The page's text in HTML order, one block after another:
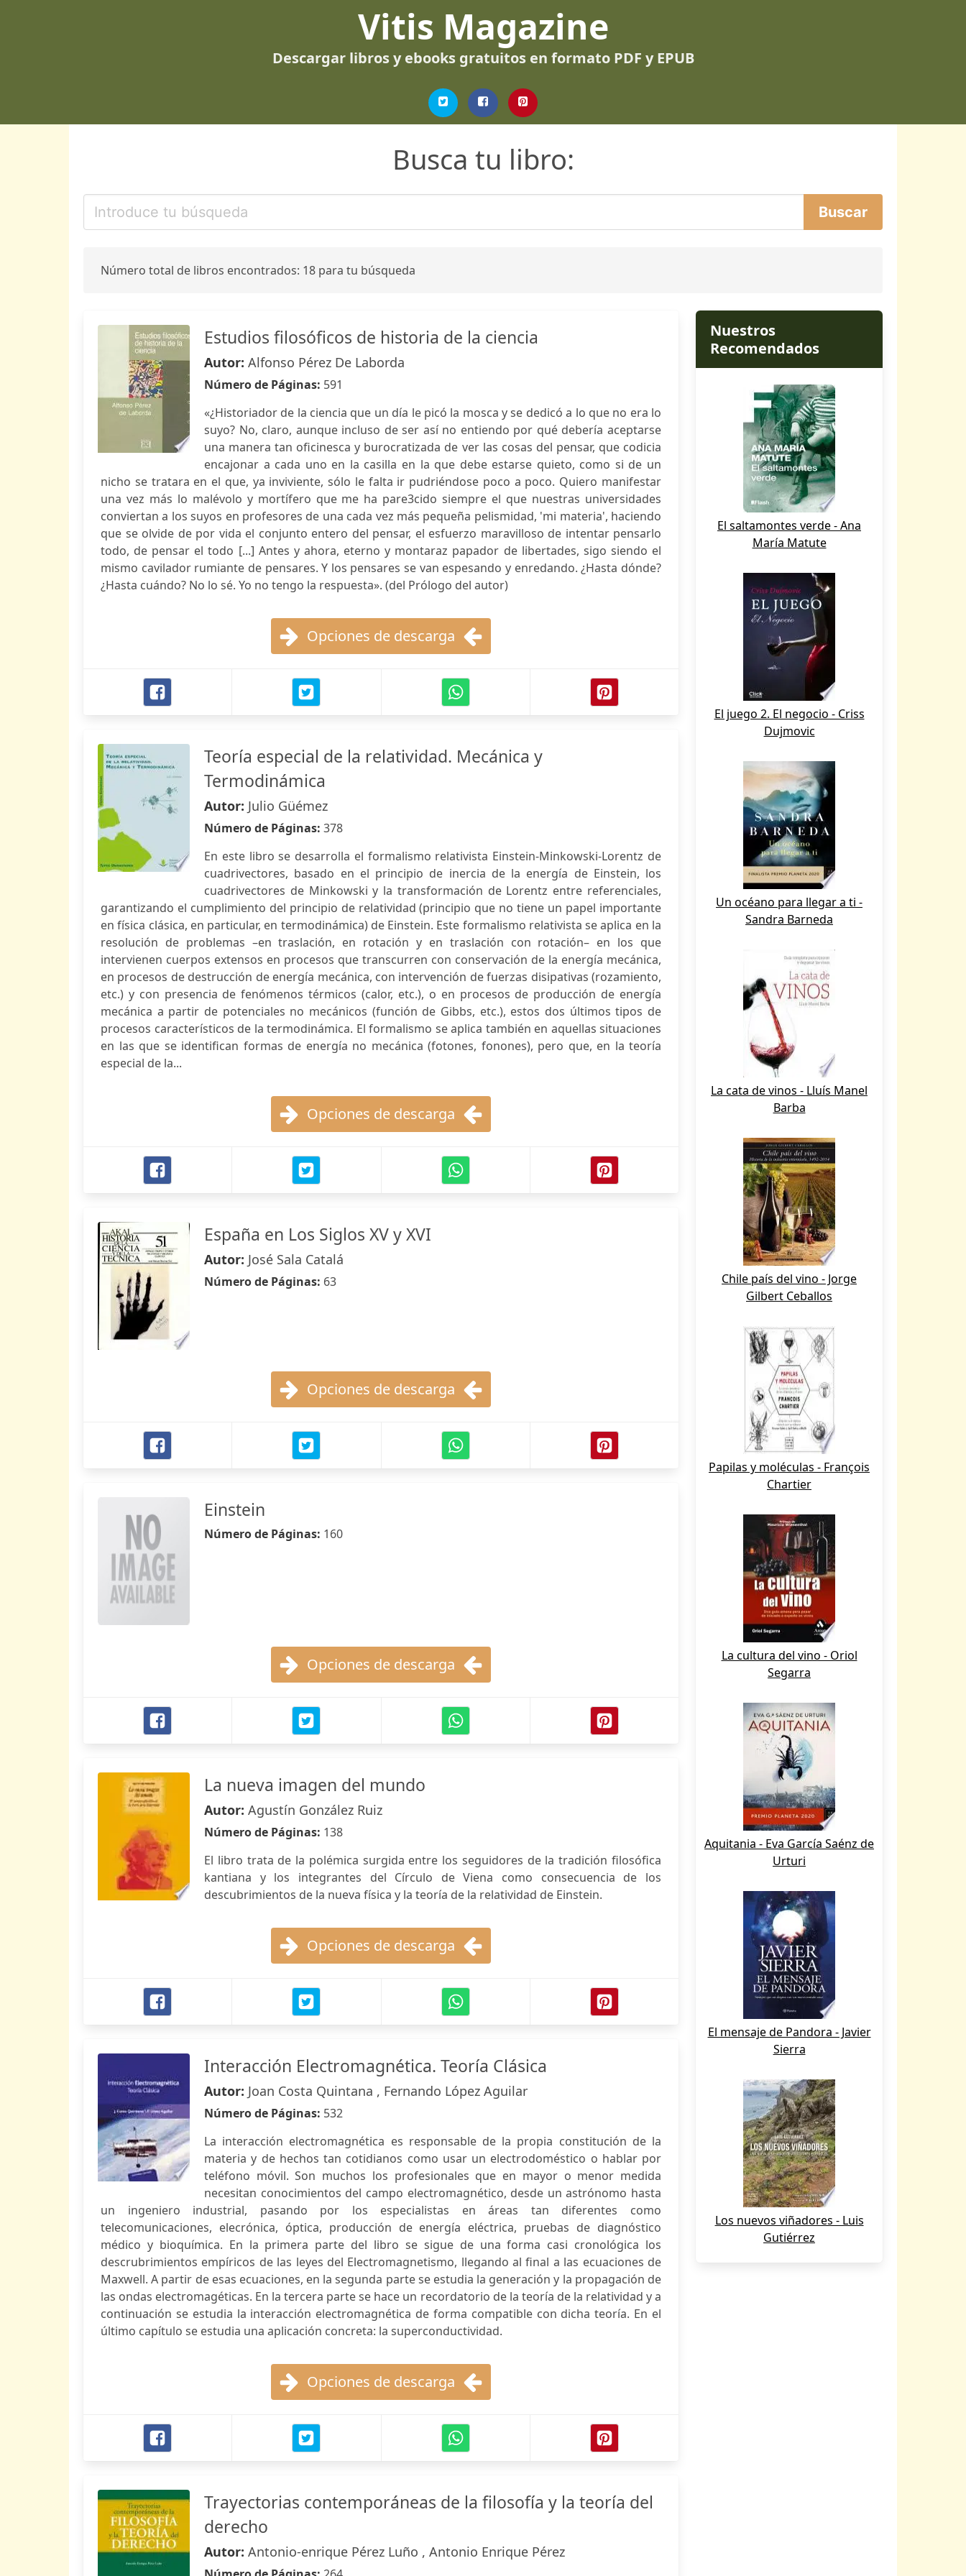
Vitis Magazine
Descargar libros y ebooks gratuitos en formato PDF y EPUB
Busca tu libro:
Número total de libros encontrados: 18 para tu búsqueda
Estudios filosóficos de historia de la ciencia
Autor: Alfonso Pérez De Laborda
Número de Páginas: 591
«¿Historiador de la ciencia que un día le picó la mosca y se dedicó a lo que no era lo
suyo? No, claro, aunque incluso de ser así no entiendo por qué debería aceptarse
una manera tan oficinesca y burocratizada de ver las cosas del pensar, que codicia
encajonar a cada uno en la casilla en la que debe estarse quieto, como si de un
nicho se tratara en el que, ya inviviente, sólo le falta ir pudriéndose poco a poco. Quiero manifestar
una vez más lo malévolo y mortífero que me ha pare3cido siempre el que nuestras universidades
conviertan a los suyos en profesores de una cada vez más pequeña pelismidad, 'mi materia', haciendo
que se olvide de por vida el conjunto entero del pensar, el esfuerzo maravilloso de intentar pensarlo
todo, de pensar el todo [...] Antes y ahora, eterno y montaraz papador de libertades, sigo siendo el
mismo cavilador rumiante de pensares. Y los pensares se van espesando y enredando. ¿Hasta dónde?
¿Hasta cuándo? No lo sé. Yo no tengo la respuesta». (del Prólogo del autor)
Opciones de descarga
Teoría especial de la relatividad. Mecánica y
Termodinámica
Autor: Julio Güémez
Número de Páginas: 378
En este libro se desarrolla el formalismo relativista Einstein-Minkowski-Lorentz de
cuadrivectores, basado en el principio de inercia de la energía de Einstein, los
cuadrivectores de Minkowski y la transformación de Lorentz entre referenciales,
garantizando el cumplimiento del principio de relatividad (principio que no tiene un papel importante
en física clásica, en particular, en termodinámica) de Einstein. Este formalismo relativista se aplica en la
resolución de problemas –en traslación, en rotación y en traslación con rotación– en los que
intervienen cuerpos extensos en procesos que transcurren con conservación de la energía mecánica,
en procesos de destrucción de energía mecánica, con intervención de fuerzas disipativas (rozamiento,
etc.) y con presencia de fenómenos térmicos (calor, etc.), o en procesos de producción de energía
mecánica a partir de potenciales no mecánicos (función de Gibbs, etc.), estos dos últimos tipos de
procesos característicos de la termodinámica. El formalismo se aplica también en aquellas situaciones
en las que se identifican formas de energía no mecánica (fotones, fonones), pero que, en la teoría
especial de la...
Opciones de descarga
España en Los Siglos XV y XVI
Autor: José Sala Catalá
Número de Páginas: 63
Opciones de descarga
Einstein
Número de Páginas: 160
Opciones de descarga
La nueva imagen del mundo
Autor: Agustín González Ruiz
Número de Páginas: 138
El libro trata de la polémica surgida entre los seguidores de la tradición filosófica
kantiana y los integrantes del Círculo de Viena como consecuencia de los
descubrimientos de la nueva física y la teoría de la relatividad de Einstein.
Opciones de descarga
Interacción Electromagnética. Teoría Clásica
Autor: Joan Costa Quintana , Fernando López Aguilar
Número de Páginas: 532
La interacción electromagnética es responsable de la propia constitución de la
materia y de hechos tan cotidianos como usar un electrodoméstico o hablar por
teléfono móvil. Son muchos los profesionales que en mayor o menor medida
necesitan conocimientos del campo electromagnético, desde un astrónomo hasta
un ingeniero industrial, pasando por los especialistas en áreas tan diferentes como
telecomunicaciones, elecrónica, óptica, producción de energía eléctrica, pruebas de diagnóstico
médico y bioquímica. En la primera parte del libro se sigue de una forma casi cronológica los
descrubrimientos empíricos de las leyes del Electromagnetismo, llegando al final a las ecuaciones de
Maxwell. A partir de esas ecuaciones, en la segunda parte se estudia la generación y la propagación de
las ondas electromagéticas. En la tercera parte se hace un recordatorio de la teoría de la relatividad y a
continuación se estudia la interacción electromagnética de forma compatible con dicha teoría. En el
último capítulo se estudia una aplicación concreta: la superconductividad.
Opciones de descarga
Trayectorias contemporáneas de la filosofía y la teoría del
derecho
Autor: Antonio-enrique Pérez Luño , Antonio Enrique Pérez
Nuestros
Recomendados
El saltamontes verde - Ana
María Matute
El juego 2. El negocio - Criss
Dujmovic
Un océano para llegar a ti -
Sandra Barneda
La cata de vinos - Lluís Manel
Barba
Chile país del vino - Jorge
Gilbert Ceballos
Papilas y moléculas - François
Chartier
La cultura del vino - Oriol
Segarra
Aquitania - Eva García Saénz de
Urturi
El mensaje de Pandora - Javier
Sierra
Los nuevos viñadores - Luis
Gutiérrez